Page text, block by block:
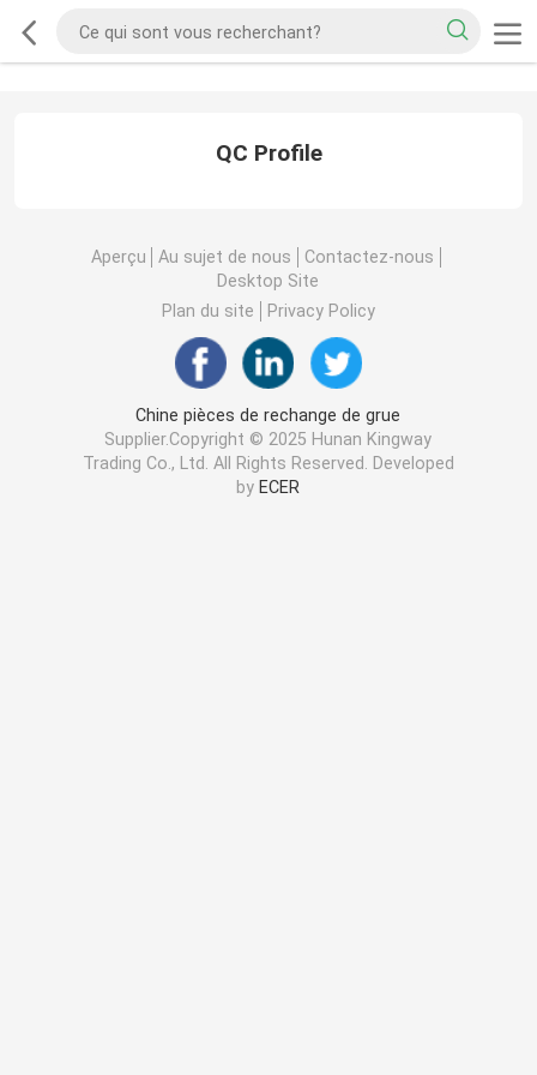
QC Profile
Aperçu Au sujet de nous
Contactez-nous
Desktop Site
Plan du site
Privacy Policy
Chine pièces de rechange de grue
Supplier.Copyright © 2025 Hunan Kingway
Trading Co., Ltd. All Rights Reserved. Developed
byECER